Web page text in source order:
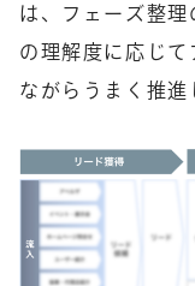
は、フェーズ整理
の理解度に応じて
ながらうまく推進